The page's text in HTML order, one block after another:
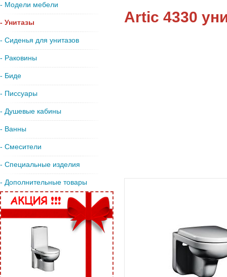
- Модели мебели
- Унитазы
- Сиденья для унитазов
- Раковины
- Биде
- Писсуары
- Душевые кабины
- Ванны
- Смесители
- Специальные изделия
- Дополнительные товары
Artic 4330